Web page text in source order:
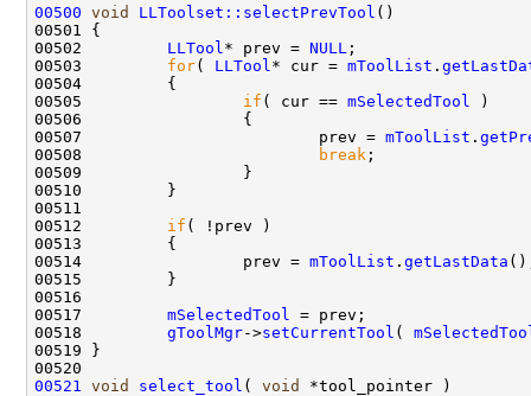
00500 void LLToolset::selectPrevTool
00502 LLTool * prev = NULL
00503 for( LLTool * cur = mToolList .
00505 if ( cur == mSelectedTool
00507                         prev = mToolList .
00508
break
00512 if
00514                 prev = mToolList . getLastData
00517 mSelectedTool
00518 gToolMgr->setCurrentTool (
00521
void select_tool ( void